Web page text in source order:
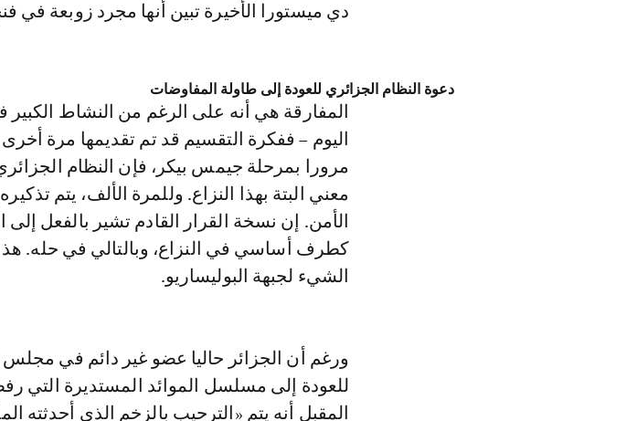
دي ميستورا الأخيرة تبين أنها مجرد زوبعة في
دعوة النظام الجزائري للعودة إلى طاولة المفاوضات
المفارقة هي أنه على الرغم من النشاط الكبير
اليوم – ففكرة التقسيم قد تم تقديمها مرة
مرورا بمرحلة جيمس بيكر، فإن النظام الجزائري
معني البتة بهذا النزاع. وللمرة الألف، يتم
الأمن. إن نسخة القرار القادم تشير بالفعل
الشيء لجبهة البوليساريو.
ورغم أن الجزائر حاليا عضو غير دائم في مجلس
للعودة إلى مسلسل الموائد المستديرة التي